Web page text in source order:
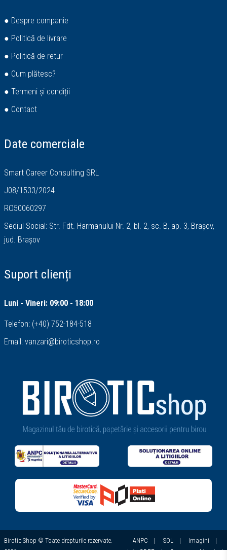
● Despre companie
● Politică de livrare
● Politică de retur
● Cum plătesc?
● Termeni și condiții
● Contact
Date comerciale
Smart Career Consulting SRL
J08/1533/2024
RO50060297
Sediul Social: Str. Fdt. Harmanului Nr. 2, bl. 2, sc. B, ap. 3, Brașov,
jud. Brașov
Suport clienți
Luni - Vineri: 09:00 - 18:00
Telefon: (+40) 752-184-518
Email: vanzari@biroticshop.ro
Birotic Shop © Toate drepturile rezervate.
2026
ANPC | SOL | Imagini
|
Info GDPR|Despre cookie-uri|